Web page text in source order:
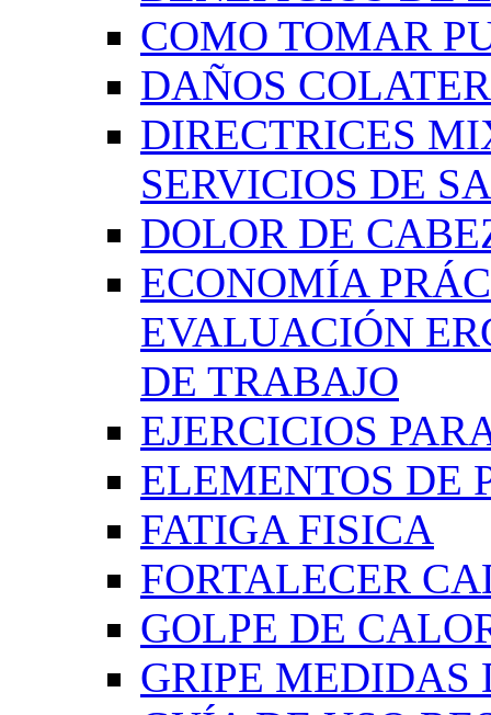
COMO TOMAR
DAÑOS
DIRECTRICES
SERVICIOS DE
DOLOR DE
ECONOMÍA
EVALUACIÓN
DE TRABAJO
EJERCICIOS
ELEMENTOS DE
FATIGA FISICA
FORTALECER
GOLPE DE
GRIPE MEDIDAS